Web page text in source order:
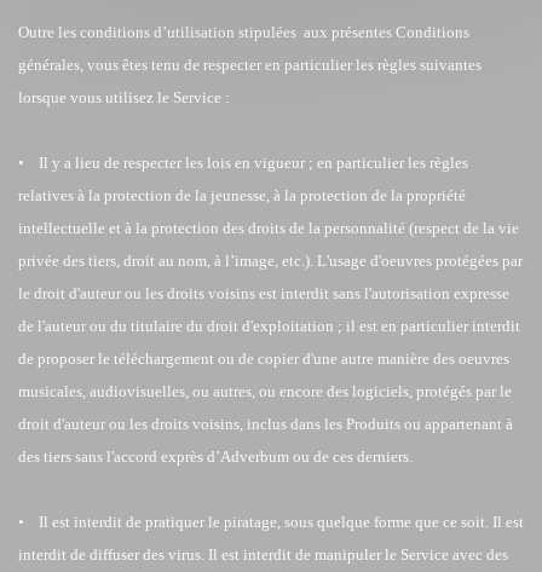
Outre les conditions d’utilisation stipulées aux présentes Conditions
générales, vous êtes tenu de respecter en particulier les règles suivantes
lorsque vous utilisez le Service :
• Il y a lieu de respecter les lois en vigueur ; en particulier les règles
relatives à la protection de la jeunesse, à la protection de la propriété
intellectuelle et à la protection des droits de la personnalité (respect de la vie
privée des tiers, droit au nom, à l’image, etc.). L'usage d'oeuvres protégées par
le droit d'auteur ou les droits voisins est interdit sans l'autorisation expresse
de l'auteur ou du titulaire du droit d'exploitation ; il est en particulier interdit
de proposer le téléchargement ou de copier d'une autre manière des oeuvres
musicales, audiovisuelles, ou autres, ou encore des logiciels, protégés par le
droit d'auteur ou les droits voisins, inclus dans les Produits ou appartenant à
des tiers sans l'accord exprès d’Adverbum ou de ces derniers.
• Il est interdit de pratiquer le piratage, sous quelque forme que ce soit. Il est
interdit de diffuser des virus. Il est interdit de manipuler le Service avec des